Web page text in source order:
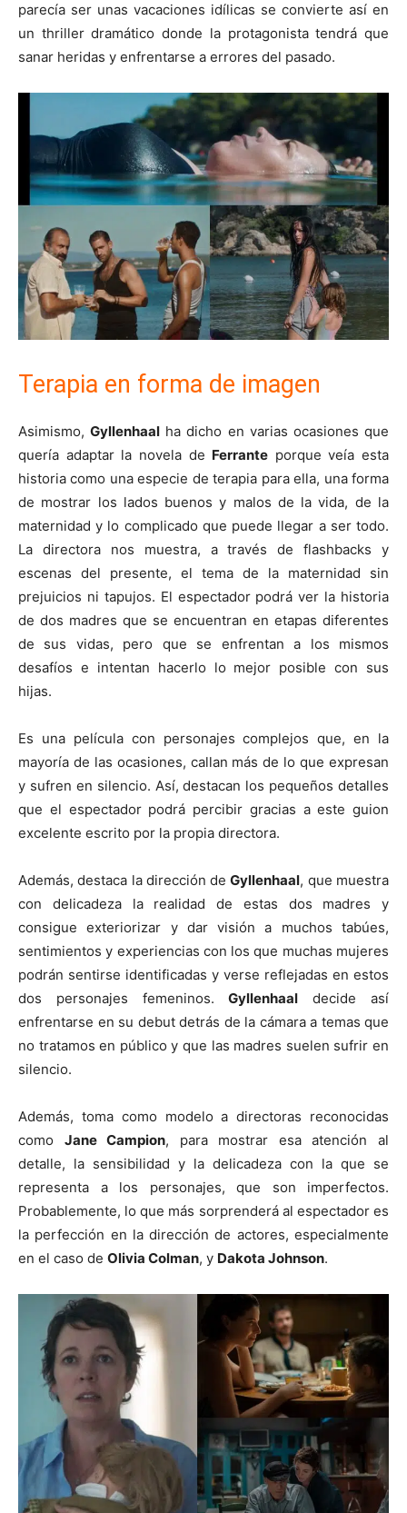
parecía ser unas vacaciones idílicas se convierte así en
un thriller dramático donde la protagonista tendrá que
sanar heridas y enfrentarse a errores del pasado.
Terapia en forma de imagen
Asimismo,Gyllenhaal ha dicho en varias ocasiones que
quería adaptar la novela de Ferrante porque veía esta
historia como una especie de terapia para ella, una forma
de mostrar los lados buenos y malos de la vida, de la
maternidad y lo complicado que puede llegar a ser todo.
La directora nos muestra, a través de flashbacks y
escenas del presente, el tema de la maternidad sin
prejuicios ni tapujos. El espectador podrá ver la historia
de dos madres que se encuentran en etapas diferentes
de sus vidas, pero que se enfrentan a los mismos
desafíos e intentan hacerlo lo mejor posible con sus
hijas.
Es una película con personajes complejos que, en la
mayoría de las ocasiones, callan más de lo que expresan
y sufren en silencio. Así, destacan los pequeños detalles
que el espectador podrá percibir gracias a este guion
excelente escrito por la propia directora.
Además, destaca la dirección deGyllenhaal, que muestra
con delicadeza la realidad de estas dos madres y
consigue exteriorizar y dar visión a muchos tabúes,
sentimientos y experiencias con los que muchas mujeres
podrán sentirse identificadas y verse reflejadas en estos
dos personajes femeninos.Gyllenhaal decide así
enfrentarse en su debut detrás de la cámara a temas que
no tratamos en público y que las madres suelen sufrir en
silencio.
Además, toma como modelo a directoras reconocidas
como Jane Campion, para mostrar esa atención al
detalle, la sensibilidad y la delicadeza con la que se
representa a los personajes, que son imperfectos.
Probablemente, lo que más sorprenderá al espectador es
la perfección en la dirección de actores, especialmente
en el caso de Olivia Colman, y Dakota Johnson.